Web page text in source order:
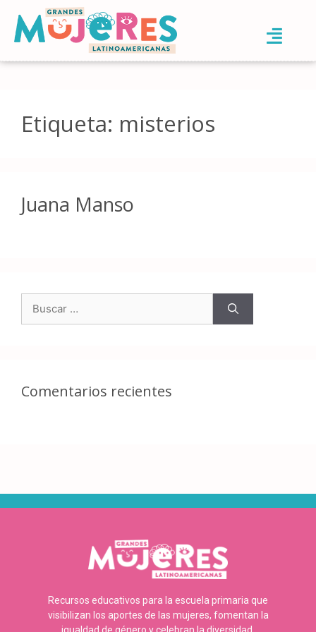
Etiqueta: misterios
Juana Manso
Comentarios recientes
Recursos educativos para la escuela primaria que
visibilizan los aportes de las mujeres, fomentan la
igualdad de género y celebran la diversidad.